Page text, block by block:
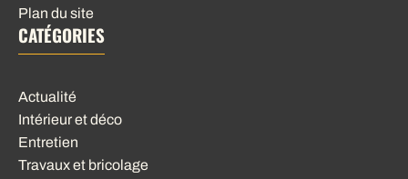
Plan du site
CATÉGORIES
Actualité
Intérieur et déco
Entretien
Travaux et bricolage